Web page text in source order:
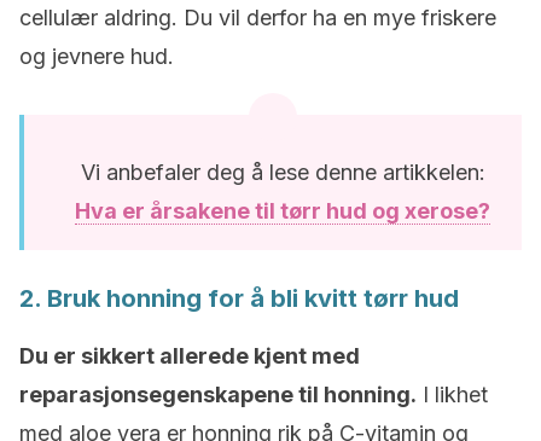
cellulær aldring. Du vil derfor ha en mye friskere
og jevnere hud.
Vi anbefaler deg å lese denne artikkelen:
Hva er årsakene til tørr hud og xerose?
2. Bruk honning for å bli kvitt tørr hud
Du er sikkert allerede kjent med
reparasjonsegenskapene til honning. I likhet
med aloe vera er honning rik på C-vitamin og